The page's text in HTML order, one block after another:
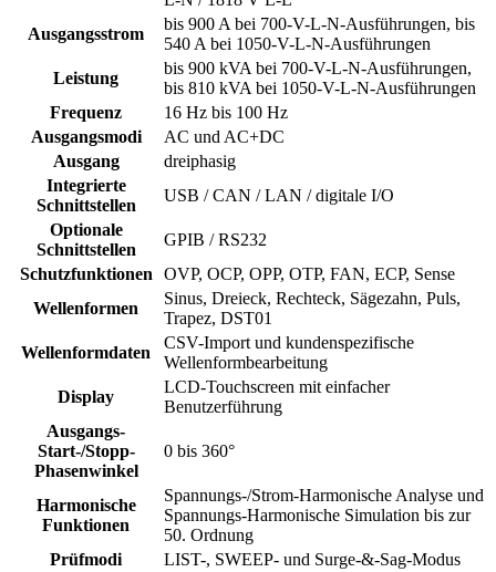
Ausgangsstrom
bis 900 A bei 700-V-L-N-Ausführungen, bis
540 A bei 1050-V-L-N-Ausführungen
Leistung
bis 900 kVA bei 700-V-L-N-Ausführungen,
bis 810 kVA bei 1050-V-L-N-Ausführungen
Frequenz
16 Hz bis 100 Hz
Ausgangsmodi
AC und AC+DC
Ausgang
dreiphasig
Integrierte
Schnittstellen
USB / CAN / LAN / digitale I/O
Optionale
Schnittstellen
GPIB / RS232
Schutzfunktionen
OVP, OCP, OPP, OTP, FAN, ECP, Sense
Wellenformen
Sinus, Dreieck, Rechteck, Sägezahn, Puls,
Trapez, DST01
Wellenformdaten
CSV-Import und kundenspezifische
Wellenformbearbeitung
Display
LCD-Touchscreen mit einfacher
Benutzerführung
Ausgangs-
Start-/Stopp-
Phasenwinkel
0 bis 360°
Harmonische
Funktionen
Spannungs-/Strom-Harmonische Analyse und
Spannungs-Harmonische Simulation bis zur
50. Ordnung
Prüfmodi
LIST-, SWEEP- und Surge-&-Sag-Modus